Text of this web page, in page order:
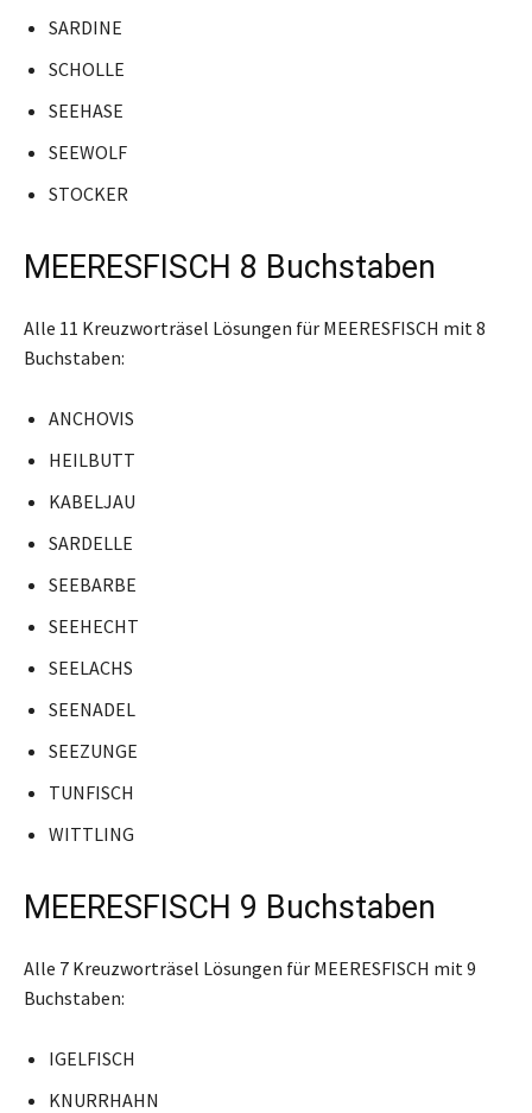
SARDINE
SCHOLLE
SEEHASE
SEEWOLF
STOCKER
MEERESFISCH 8 Buchstaben
Alle 11 Kreuzworträsel Lösungen für MEERESFISCH mit 8
Buchstaben:
ANCHOVIS
HEILBUTT
KABELJAU
SARDELLE
SEEBARBE
SEEHECHT
SEELACHS
SEENADEL
SEEZUNGE
TUNFISCH
WITTLING
MEERESFISCH 9 Buchstaben
Alle 7 Kreuzworträsel Lösungen für MEERESFISCH mit 9
Buchstaben:
IGELFISCH
KNURRHAHN